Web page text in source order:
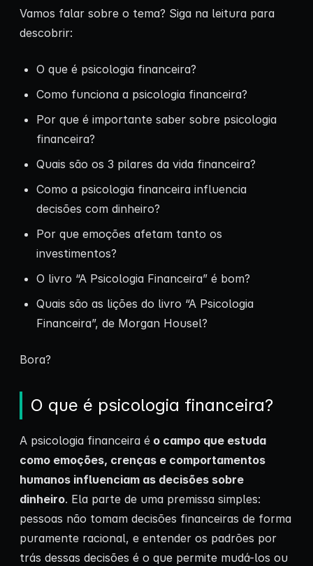
Vamos falar sobre o tema? Siga na leitura para
descobrir:
O que é psicologia financeira?
Como funciona a psicologia financeira?
Por que é importante saber sobre psicologia
financeira?
Quais são os 3 pilares da vida financeira?
Como a psicologia financeira influencia
decisões com dinheiro?
Por que emoções afetam tanto os
investimentos?
O livro “A Psicologia Financeira” é bom?
Quais são as lições do livro “A Psicologia
Financeira”, de Morgan Housel?
Bora?
O que é psicologia financeira?
A psicologia financeira é o campo que estuda
como emoções, crenças e comportamentos
humanos influenciam as decisões sobre
dinheiro. Ela parte de uma premissa simples:
pessoas não tomam decisões financeiras de forma
puramente racional, e entender os padrões por
trás dessas decisões é o que permite mudá-los ou